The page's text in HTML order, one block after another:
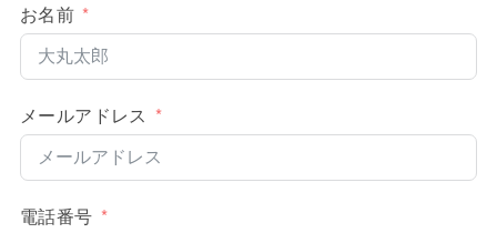
お名前
メールアドレス
電話番号